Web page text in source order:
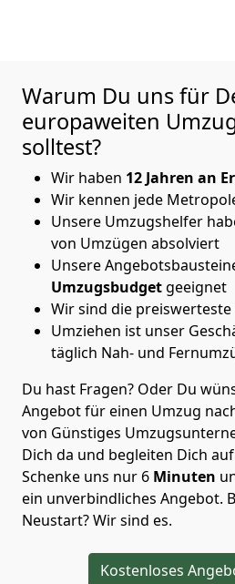
Warum Du uns für
europaweiten
solltest?
Wir haben 12 Jahren an
Wir kennen jede
Unsere Umzugshelfer
von Umzügen absolviert
Unsere
Umzugsbudgetgeeignet
Wir sind die
Umziehen ist unser
täglich Nah- und
Du hast Fragen? Oder Du
Angebot für einen Umzug
von Günstiges
Dich da und begleiten Dich
Schenke uns nur 6 Minuten
ein unverbindliches Angebot.
Neustart? Wir sind es.
Kostenloses